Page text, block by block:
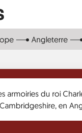
Angleterre